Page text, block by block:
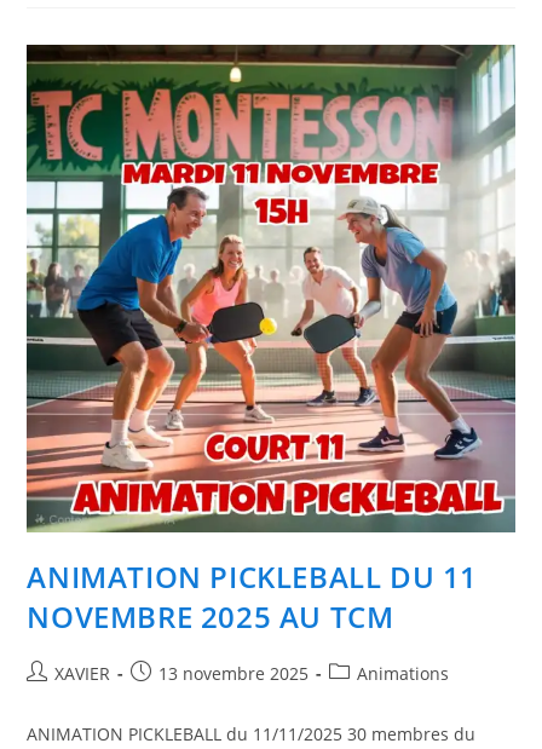
ANIMATION PICKLEBALL DU 11
NOVEMBRE 2025 AU TCM
Auteur/autrice
la
XAVIER
Publication
13 novembre 2025
PostAnimations
ANIMATION PICKLEBALL du 11/11/2025 30 membres du